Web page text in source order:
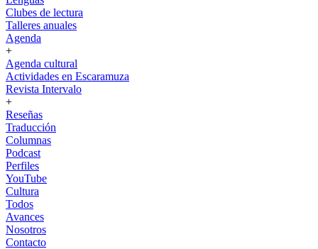
Clubes de lectura
Talleres anuales
Agenda
+
Agenda cultural
Actividades en Escaramuza
Revista Intervalo
+
Reseñas
Traducción
Columnas
Podcast
Perfiles
YouTube
Cultura
Todos
Avances
Nosotros
Contacto